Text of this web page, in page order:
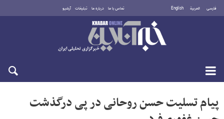
فارسی العربية English تماس با ما درباره ما تبلیغات آرشیو
جمعه ۱۶ مرداد ۱۴۰۵
پیام تسلیت حسن روحانی در پی درگذشت